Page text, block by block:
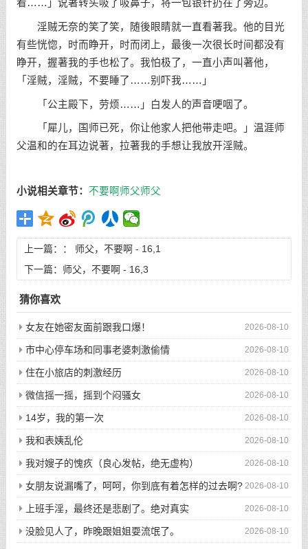
看……」说著转头吸了吸鼻子，将一包银针扔在了旁边。
淫贼无奈的笑了笑，随後眼睛就一直看著我。他的目光
有些恍惚，时而睁开，时而闭上，最後一次很长时间都没有
睁开，握著我的手也松了。我怕极了，一直小声叫著他，
「淫贼，淫贼，不要睡了……别吓我……」
「公主殿下，劳烦……」白发人的声音哽咽了。
「犀儿，国师已死，你让他家人把他带走吧。」温涯师
父温和的在耳边说著，拉著我的手想让我放开淫贼。
小说相关章节： 不要啊 师父师父
上一篇：： 师父，不要啊 - 16,1
下一篇： 师父，不要啊 - 16,3
猜你喜欢
2026-08-10
女友在她密友面前跟我口爆！
2026-08-10
市中心停车场和同事老婆刺激偷情
2026-08-10
住在小旅店的刺激经历
2026-08-10
微信摇一摇，摇到个闷骚女
2026-08-10
14岁，我的第一次
2026-08-10
我和表姨乱伦
2026-08-10
我对嫂子的愧疚（良心发帖，绝无虚构）
2026-08-10
女朋友说漏嘴了，呵呵，你到底有着怎样的过去啊?
2026-08-10
上班手淫，最终还是悲剧了。绝对真实
2026-08-10
没脸见人了，昨晚跟姐姐耍流氓了。